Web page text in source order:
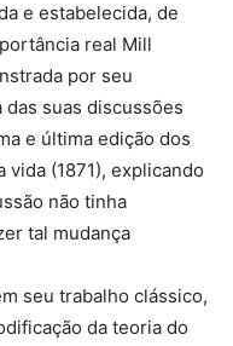
e estabelecida, de
real Mill
por seu
suas discussões
e última edição dos
(1871), explicando
não tinha
tal mudança
seu trabalho clássico,
da teoria do